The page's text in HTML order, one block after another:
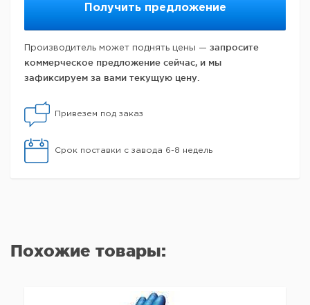
Получить предложение
Производитель может поднять цены — запросите
коммерческое предложение сейчас, и мы
зафиксируем за вами текущую цену.
Привезем под заказ
Срок поставки с завода 6-8 недель
Похожие товары: